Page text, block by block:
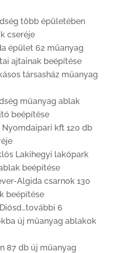
több épületében
cseréje
épület 62 műanyag
ajtainak beépítése
társasház műanyag
műanyag ablak
beépítése
Nyomdaipari kft 120 db
Lakihegyi lakópark
beépítése
Algida csarnok 130
beépítése
6
új műanyag ablakok
87 db új műanyag